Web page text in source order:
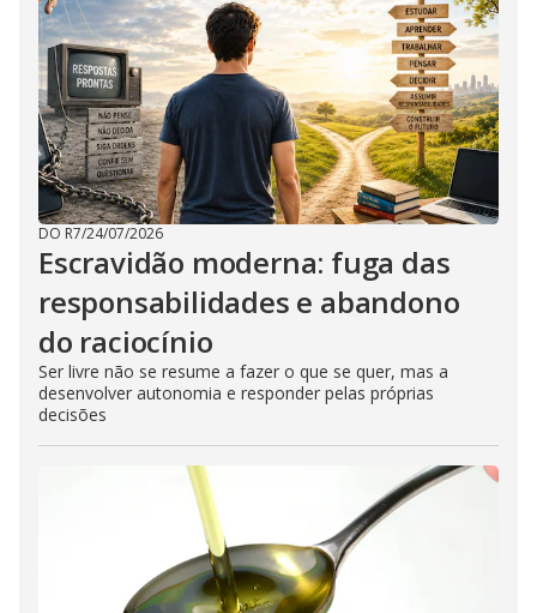
DO R7/24/07/2026
Escravidão moderna: fuga das
responsabilidades e abandono
do raciocínio
Ser livre não se resume a fazer o que se quer, mas a
desenvolver autonomia e responder pelas próprias
decisões